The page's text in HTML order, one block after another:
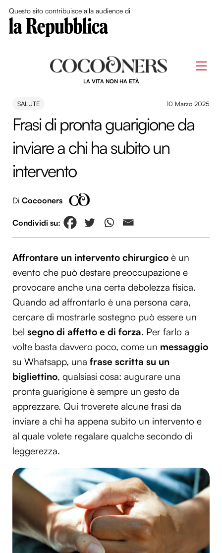
Questo sito contribuisce alla audience di
LA VITA NON HA ETÀ
SALUTE 10 Marzo 2025
Frasi di pronta guarigione da
inviare a chi ha subito un
intervento
Di Cocooners
Affrontare un intervento chirurgico è un
evento che può destare preoccupazione e
provocare anche una certa debolezza fisica.
Quando ad affrontarlo è una persona cara,
cercare di mostrarle sostegno può essere un
bel segno di affetto e di forza. Per farlo a
volte basta davvero poco, come un messaggio
su Whatsapp, una frase scritta su un
bigliettino, qualsiasi cosa: augurare una
pronta guarigione è sempre un gesto da
apprezzare. Qui troverete alcune frasi da
inviare a chi ha appena subito un intervento e
al quale volete regalare qualche secondo di
leggerezza.